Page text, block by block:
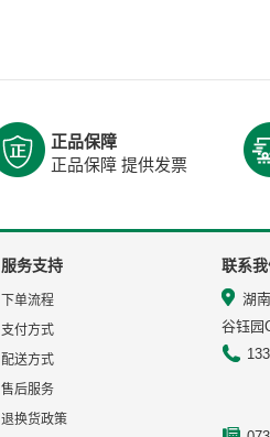
正品保障
正品保障 提供发票
服务支持
下单流程
支付方式
配送方式
售后服务
退换货政策
联系我
湖
谷钰园